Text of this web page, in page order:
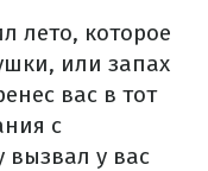
лето, которое
или запах
вас в тот
с
вызвал у вас